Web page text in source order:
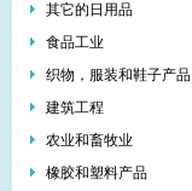
其它的日用品
食品工业
织物，服装和鞋子产品
建筑工程
农业和畜牧业
橡胶和塑料产品